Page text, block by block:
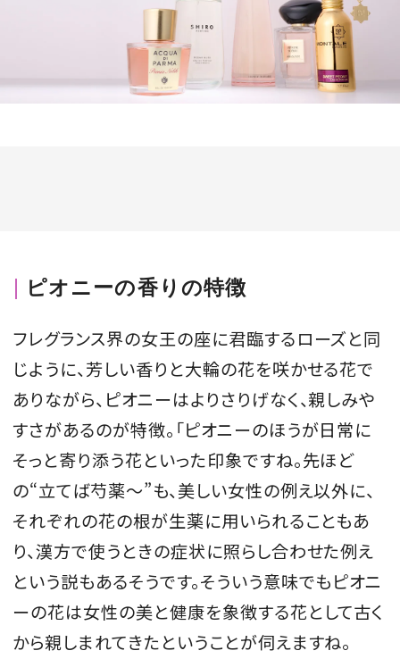
MAGAZINE
ピオニーの香りの特徴
フレグランス界の女王の座に君臨するローズと同
じように、芳しい香りと大輪の花を咲かせる花で
ありながら、ピオニーはよりさりげなく、親しみや
すさがあるのが特徴。「ピオニーのほうが日常に
そっと寄り添う花といった印象ですね。先ほど
の“立てば芍薬～”も、美しい女性の例え以外に、
それぞれの花の根が生薬に用いられることもあ
り、漢方で使うときの症状に照らし合わせた例え
という説もあるそうです。そういう意味でもピオニ
ーの花は女性の美と健康を象徴する花として古く
から親しまれてきたということが伺えますね。